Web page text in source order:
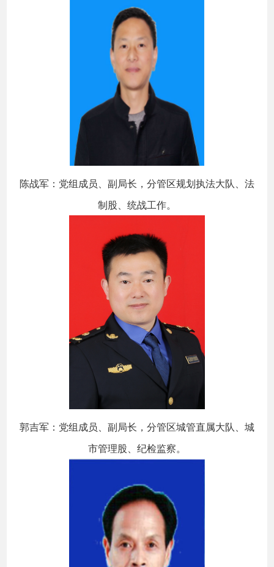
陈战军：党组成员、副局长，分管区规划执法大队、法
制股、统战工作。
郭吉军：党组成员、副局长，分管区城管直属大队、城
市管理股、纪检监察。